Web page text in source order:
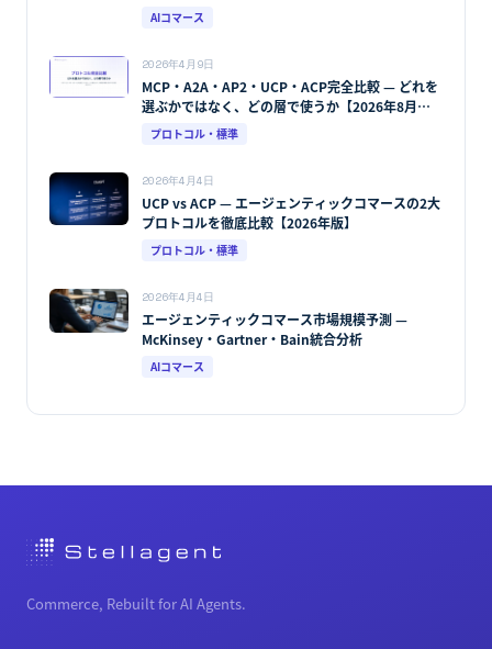
AIコマース
2026年4月9日
MCP・A2A・AP2・UCP・ACP完全比較 — どれを
選ぶかではなく、どの層で使うか【2026年8月最
新版】
プロトコル・標準
2026年4月4日
UCP vs ACP — エージェンティックコマースの2大
プロトコルを徹底比較【2026年版】
プロトコル・標準
2026年4月4日
エージェンティックコマース市場規模予測 —
McKinsey・Gartner・Bain統合分析
AIコマース
Commerce, Rebuilt for AI Agents.